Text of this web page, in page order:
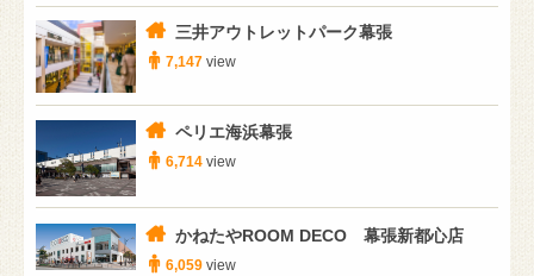
三井アウトレットパーク幕張
7,147 view
ペリエ海浜幕張
6,714 view
かねたやROOM DECO 幕張新都心店
6,059 view